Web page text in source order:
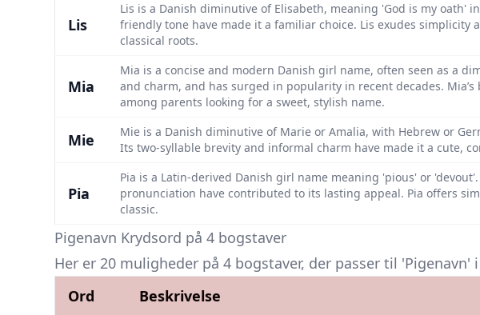
Lis
Lis is a Danish diminutive of Elisabeth, meaning 'God is my oath'
friendly tone have made it a familiar choice. Lis exudes
classical roots.
Mia
Mia is a concise and modern Danish girl name, often seen as a
and charm, and has surged in popularity in recent decades.
among parents looking for a sweet, stylish name.
Mie
Mie is a Danish diminutive of Marie or Amalia, with Hebrew or
Its two-syllable brevity and informal charm have made it a cute,
Pia
Pia is a Latin-derived Danish girl name meaning 'pious' or
pronunciation have contributed to its lasting appeal. Pia offers
classic.
Pigenavn Krydsord på 4 bogstaver
Her er 20 muligheder på 4 bogstaver, der passer til 'Pigenavn'
Ord
Beskrivelse